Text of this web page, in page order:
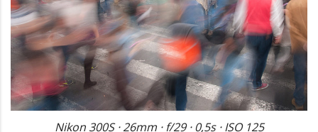
Nikon 300S · 26mm · f/29 · 0,5s · ISO 125